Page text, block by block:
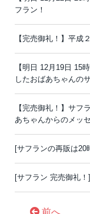
フラン！
【完売御礼！】平成
【明日 12月19日 15
したおばあちゃんの
【完売御礼！】サフ
あちゃんからのメッセ
[サフランの再販は20
[サフラン 完売御礼
前へ